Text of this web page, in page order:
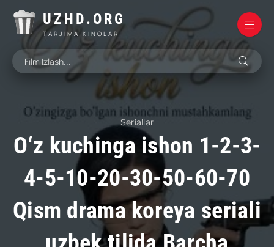
UZHD.ORG
TARJIMA KINOLAR
Seriallar
O‘z kuchinga ishon 1-2-3-
4-5-10-20-30-50-60-70
Qism drama koreya seriali